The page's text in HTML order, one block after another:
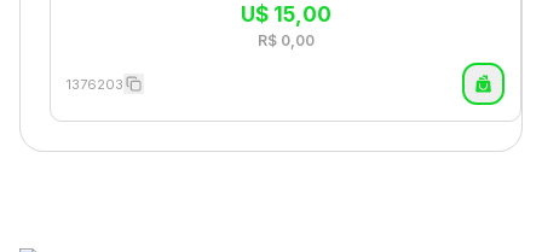
U$ 15,00
R$ 0,00
1376203